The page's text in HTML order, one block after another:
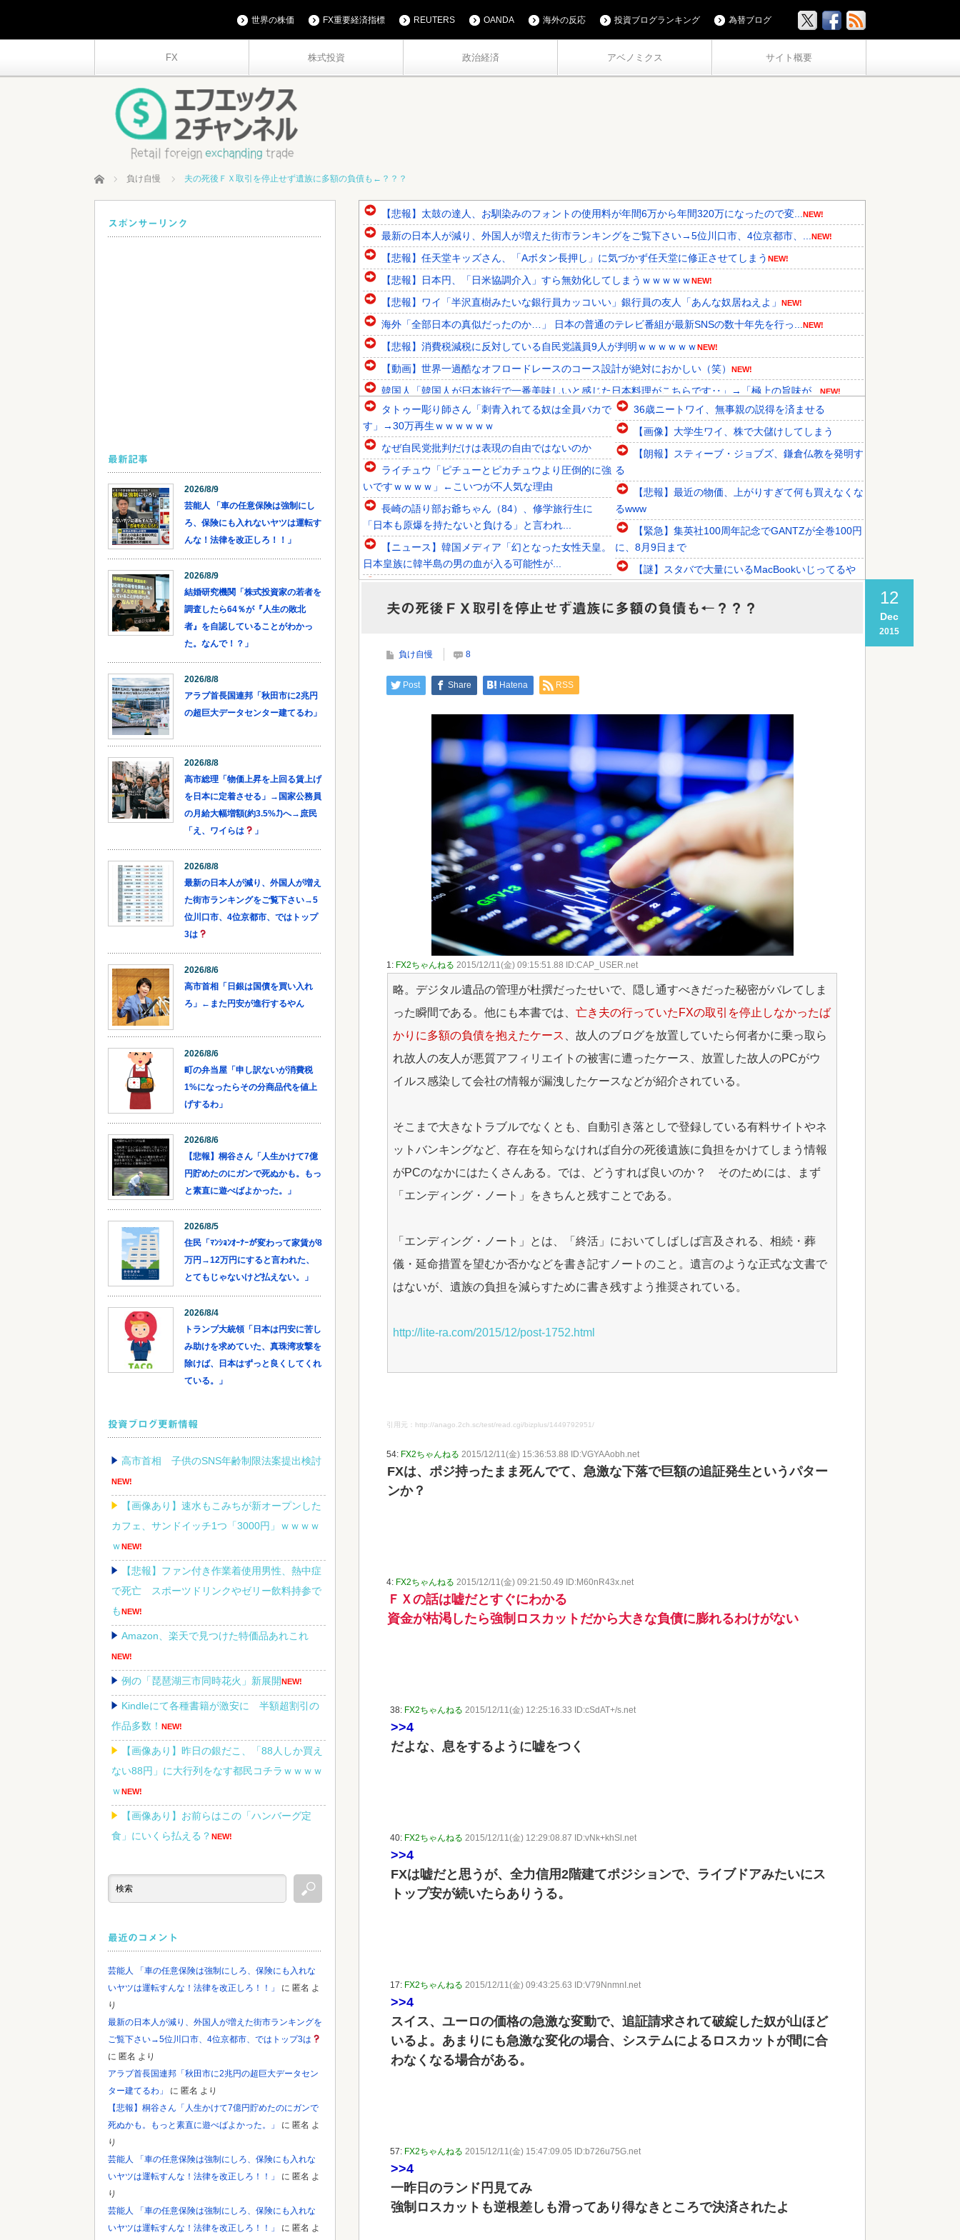
FX 株式投資 政治経済 アベノミクス サイト概要
世界の株価 FX重要経済指標 REUTERS OANDA 海外の反応 投資ブログランキング 為替ブログ
ホーム 負け自慢 夫の死後ＦＸ取引を停止せず遺族に多額の負債も←？？？
【悲報】太鼓の達人、お馴染みのフォントの使用料が年間6万から年間320万になったので変... NEW!
最新の日本人が減り、外国人が増えた街市ランキングをご覧下さい→5位川口市、4位京都市、... NEW!
【悲報】任天堂キッズさん、「Aボタン長押し」に気づかず任天堂に修正させてしまう NEW!
【悲報】日本円、「日米協調介入」すら無効化してしまうｗｗｗｗｗNEW!
【悲報】ワイ「半沢直樹みたいな銀行員カッコいい」銀行員の友人「あんな奴居ねえよ」 NEW!
海外「全部日本の真似だったのか…」 日本の普通のテレビ番組が最新SNSの数十年先を行っ... NEW!
【悲報】消費税減税に反対している自民党議員9人が判明ｗｗｗｗｗｗNEW!
【動画】世界一過酷なオフロードレースのコース設計が絶対におかしい（笑） NEW!
韓国人「韓国人が日本旅行で一番美味しいと感じた日本料理がこちらです‥」→「極上の旨味が... NEW!
韓国人「日本の甲子園で美人すぎる女子高校生マネージャーが見つかり話題に！」→「青春のワ...NEW!
韓国人「韓国のイメージ失墜は免れないのか？2011〜12年の国際試合における外国審判へ...
Powered by livedoor 相互RSS
タトゥー彫り師さん「刺青入れてる奴は全員バカで
す」→30万再生ｗｗｗｗｗｗ
なぜ自民党批判だけは表現の自由ではないのか
ライチュウ「ピチューとピカチュウより圧倒的に強
いですｗｗｗｗ」←こいつが不人気な理由
長崎の語り部お爺ちゃん（84）、修学旅行生に
「日本も原爆を持たないと負ける」と言われ...
【ニュース】韓国メディア「幻となった女性天皇。
日本皇族に韓半島の男の血が入る可能性が...
プンｗｗｗｗｗｗｗｗｗｗｗｗ
Powered by livedoor 相互RSS
36歳ニートワイ、無事親の説得を済ませる
【画像】大学生ワイ、株で大儲けしてしまう
【朗報】スティーブ・ジョブズ、鎌倉仏教を発明す
る
【悲報】最近の物価、上がりすぎて何も買えなくな
るwww
【緊急】集英社100周年記念でGANTZが全巻100円
に、8月9日まで
【謎】スタバで大量にいるMacBookいじってるや
【悲報】日本の警察さん、すぐ簡単に銃を撃ってし
12
Dec
2015
夫の死後ＦＸ取引を停止せず遺族に多額の負債も←？？？
負け自慢 8
Post Share Hatena RSS
1: FX2ちゃんねる 2015/12/11(金) 09:15:51.88 ID:CAP_USER.net
略。デジタル遺品の管理が杜撰だったせいで、隠し通すべきだった秘密がバレてしま
った瞬間である。他にも本書では、 亡き夫の行っていたFXの取引を停止しなかったば
かりに多額の負債を抱えたケース
、故人のブログを放置していたら何者かに乗っ取ら
れ故人の友人が悪質アフィリエイトの被害に遭ったケース、放置した故人のPCがウ
イルス感染して会社の情報が漏洩したケースなどが紹介されている。
そこまで大きなトラブルでなくとも、自動引き落としで登録している有料サイトやネ
ットバンキングなど、存在を知らなければ自分の死後遺族に負担をかけてしまう情報
がPCのなかにはたくさんある。では、どうすれば良いのか？ そのためには、まず
「エンディング・ノート」をきちんと残すことである。
「エンディング・ノート」とは、「終活」においてしばしば言及される、相続・葬
儀・延命措置を望むか否かなどを書き記すノートのこと。遺言のような正式な文書で
はないが、遺族の負担を減らすために書き残すよう推奨されている。
http://lite-ra.com/2015/12/post-1752.html
引用元：http://anago.2ch.sc/test/read.cgi/bizplus/1449792951/
54: FX2ちゃんねる 2015/12/11(金) 15:36:53.88 ID:VGYAAobh.net
FXは、ポジ持ったまま死んでて、急激な下落で巨額の追証発生というパター
ンか？
4: FX2ちゃんねる 2015/12/11(金) 09:21:50.49 ID:M60nR43x.net
ＦＸの話は嘘だとすぐにわかる
資金が枯渇したら強制ロスカットだから大きな負債に膨れるわけがない
38: FX2ちゃんねる 2015/12/11(金) 12:25:16.33 ID:cSdAT+/s.net
>>4
だよな、息をするように嘘をつく
40: FX2ちゃんねる 2015/12/11(金) 12:29:08.87 ID:vNk+khSl.net
>>4
FXは嘘だと思うが、全力信用2階建てポジションで、ライブドアみたいにス
トップ安が続いたらありうる。
17: FX2ちゃんねる 2015/12/11(金) 09:43:25.63 ID:V79NnmnI.net
>>4
スイス、ユーロの価格の急激な変動で、追証請求されて破綻した奴が山ほど
いるよ。あまりにも急激な変化の場合、システムによるロスカットが間に合
わなくなる場合がある。
57: FX2ちゃんねる 2015/12/11(金) 15:47:09.05 ID:b726u75G.net
>>4
一昨日のランド円見てみ
強制ロスカットも逆根差しも滑ってあり得なきところで決済されたよ
スポンサーリンク
最新記事
2026/8/9
芸能人 「車の任意保険は強制にし
ろ、保険にも入れないヤツは運転す
んな！法律を改正しろ！！」
2026/8/9
結婚研究機関「株式投資家の若者を
調査したら64％が『人生の敗北
者』を自認していることがわかっ
た。なんで！？」
2026/8/8
アラブ首長国連邦「秋田市に2兆円
の超巨大データセンター建てるわ」
2026/8/8
高市総理「物価上昇を上回る賃上げ
を日本に定着させる」→国家公務員
の月給大幅増額(約3.5%⤴)へ→庶民
「え、ワイらは
」
2026/8/8
最新の日本人が減り、外国人が増え
た街市ランキングをご覧下さい→5
位川口市、4位京都市、ではトップ
3は
2026/8/6
高市首相「日銀は国債を買い入れ
ろ」←また円安が進行するやん
2026/8/6
町の弁当屋「申し訳ないが消費税
1%になったらその分商品代を値上
げするわ」
2026/8/6
【悲報】桐谷さん「人生かけて7億
円貯めたのにガンで死ぬかも。もっ
と素直に遊べばよかった。」
2026/8/5
住民「ﾏﾝｼｮﾝｵｰﾅｰが変わって家賃が8
万円→12万円にすると言われた、
とてもじゃないけど払えない。」
2026/8/4
トランプ大統領「日本は円安に苦し
み助けを求めていた、真珠湾攻撃を
除けば、日本はずっと良くしてくれ
ている。」
投資ブログ更新情報
高市首相 子供のSNS年齢制限法案提出検討
NEW!
【画像あり】速水もこみちが新オープンした
カフェ、サンドイッチ1つ「3000円」ｗｗｗｗ
ｗNEW!
【悲報】ファン付き作業着使用男性、熱中症
で死亡 スポーツドリンクやゼリー飲料持参で
もNEW!
Amazon、楽天で見つけた特価品あれこれ
NEW!
例の「琵琶湖三市同時花火」新展開NEW!
Kindleにて各種書籍が激安に 半額超割引の
作品多数！ NEW!
【画像あり】昨日の銀だこ、「88人しか買え
ない88円」に大行列をなす都民コチラｗｗｗｗ
ｗNEW!
【画像あり】お前らはこの「ハンバーグ定
食」にいくら払える？ NEW!
最近のコメント
芸能人 「車の任意保険は強制にしろ、保険にも入れな
いヤツは運転すんな！法律を改正しろ！！」
に 匿名 よ
り
最新の日本人が減り、外国人が増えた街市ランキングを
ご覧下さい→5位川口市、4位京都市、ではトップ3は
に 匿名 より
アラブ首長国連邦「秋田市に2兆円の超巨大データセン
ター建てるわ」
に 匿名 より
【悲報】桐谷さん「人生かけて7億円貯めたのにガンで
死ぬかも。もっと素直に遊べばよかった。」
に 匿名 よ
り
芸能人 「車の任意保険は強制にしろ、保険にも入れな
いヤツは運転すんな！法律を改正しろ！！」
に 匿名 よ
り
芸能人 「車の任意保険は強制にしろ、保険にも入れな
いヤツは運転すんな！法律を改正しろ！！」
に 匿名 よ